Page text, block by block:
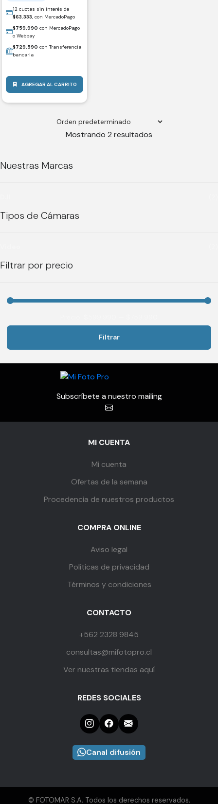
12 cuotas sin interés de
$63.333, con MercadoPago
$759.990 con MercadoPago
o Webpay
$729.590 con Transferencia
bancaria
AGREGAR AL CARRITO
Mostrando 2 resultados
Nuestras Marcas
Tipos de Cámaras
Filtrar por precio
Filtrar
Subscríbete a nuestro mailing
MI CUENTA
Mi cuenta
Ofertas de la semana
Procedencia de nuestros productos
COMPRA ONLINE
Aviso legal
Políticas de privacidad
Términos y condiciones
CONTACTO
+562 2328 9845
consultas@mifotopro.cl
Ver nuestras tiendas aquí
REDES SOCIALES
Canal difusión
© FOTOMAR S.A. Todos los derechos reservados.